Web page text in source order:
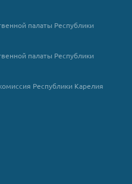
палаты Республики
палаты Республики
Республики Карелия